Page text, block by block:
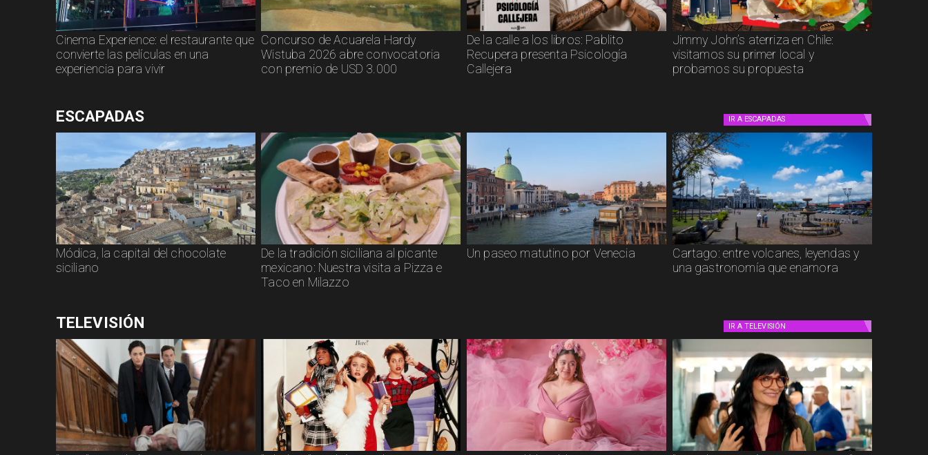
Cinema Experience: el restaurante que
convierte las películas en una
experiencia para vivir
Concurso de Acuarela Hardy
Wistuba 2026 abre convocatoria
con premio de USD 3.000
De la calle a los libros: Pablito
Recupera presenta Psicología
Callejera
Jimmy John’s aterriza en Chile:
visitamos su primer local y
probamos su propuesta
ESCAPADAS IR A ESCAPADAS
Módica, la capital del chocolate
siciliano
De la tradición siciliana al picante
mexicano: Nuestra visita a Pizza e
Taco en Milazzo
Un paseo matutino por Venecia
Cartago: entre volcanes, leyendas y
una gastronomía que enamora
TELEVISIÓN IR A TELEVISIÓN